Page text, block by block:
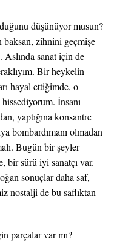
düşünüyor musun?
zihnini geçmişe
Aslında sanat için de
Bir heykelin
hayal ettiğimde, o
İnsanı
yaptığına konsantre
bombardımanı olmadan
Bugün bir şeyler
bir sürü iyi sanatçı var.
sonuçlar daha saf,
nostalji de bu saflıktan
parçalar var mı?